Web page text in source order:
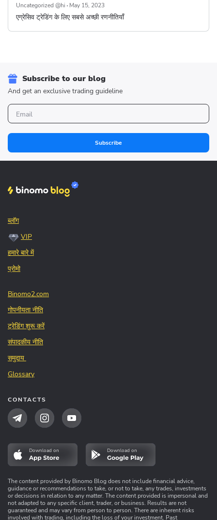
Uncategorized @hi May 15, 2023
एग्रेसिव ट्रेडिंग के लिए सबसे अच्छी रणनीतियाँ
Subscribe to our blog
And get an exclusive trading guideline
Subscribe
ब्लॉग
VIP
हमारे बारे में
प्रोमो
Binomo2.com
गोपनीयता नीति
ट्रेडिंग शुरू करें
संपादकीय नीति
समुदाय
Glossary
CONTACTS
Download on Download on
The content provided by Binomo Blog does not include financial advice,
guidance or recommendations to take, or not to take, any trades, investments
or decisions in relation to any matter. The content provided is impersonal and
not adapted to any specific client, trader, or business. Results are not
guaranteed and may vary from person to person. There are inherent risks
involved with trading, including the loss of your investment. Past